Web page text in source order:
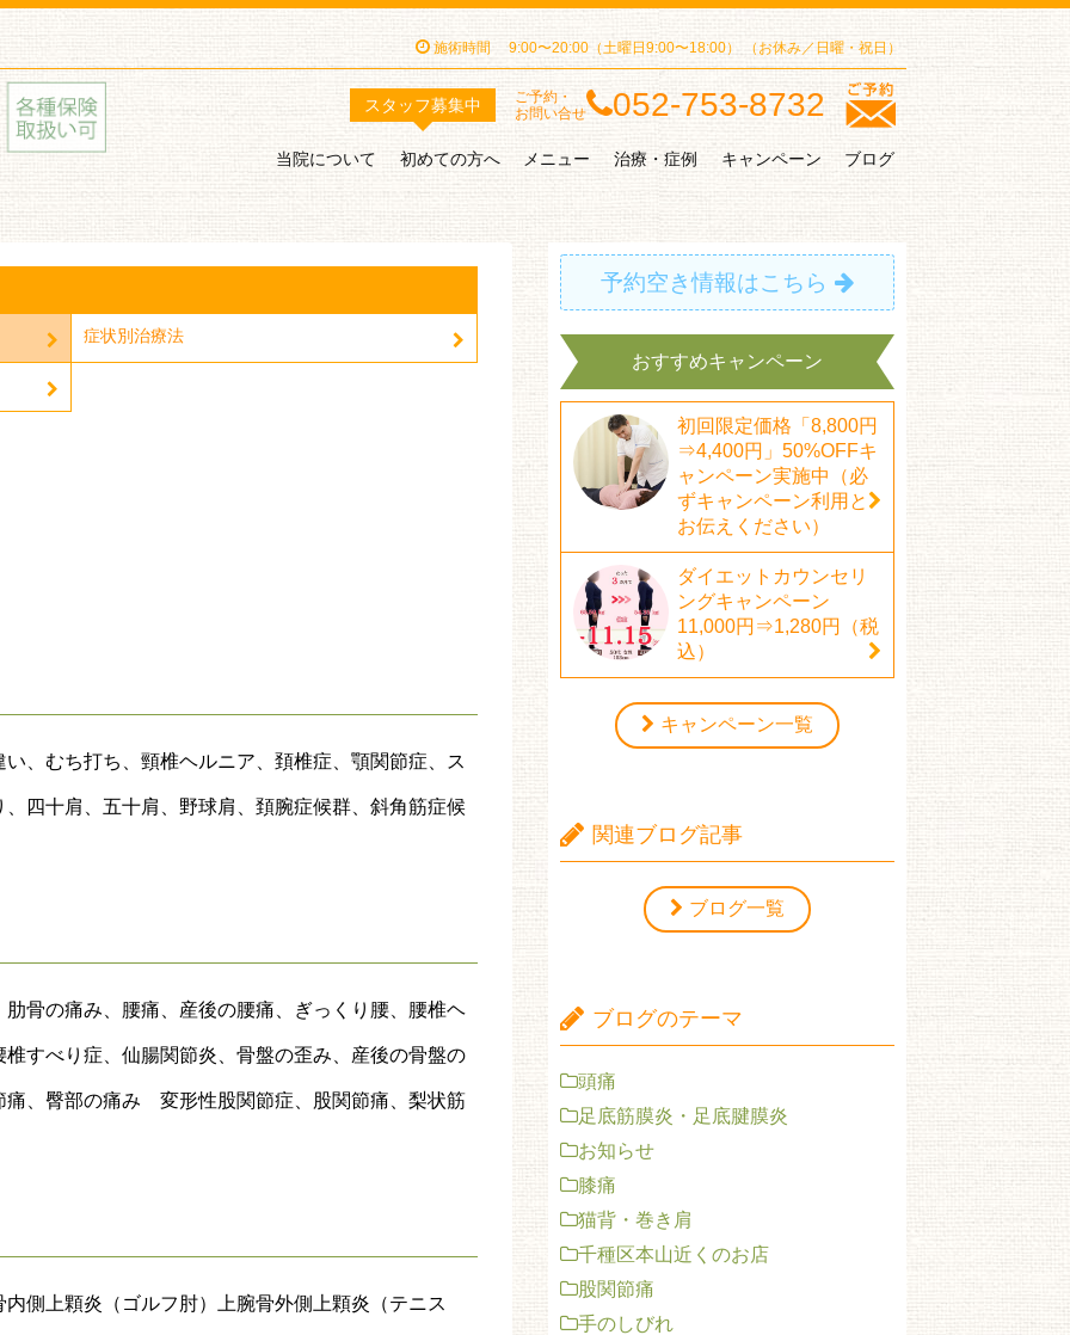
施術時間 9:00〜20:00（土曜日9:00〜18:00） （お休み／日曜・祝日）
スタッフ募集中
ご予約・
お問い合せ
052-753-8732
当院について 初めての方へ メニュー 治療・症例 キャンペーン ブログ
症状別治療法
、むち打ち、頸椎ヘルニア、頚椎症、顎関節症、ス
四十肩、五十肩、野球肩、頚腕症候群、斜角筋症候
骨の痛み、腰痛、産後の腰痛、ぎっくり腰、腰椎ヘ
すべり症、仙腸関節炎、骨盤の歪み、産後の骨盤の
痛、臀部の痛み 変形性股関節症、股関節痛、梨状筋
側上顆炎（ゴルフ肘）上腕骨外側上顆炎（テニス
予約空き情報はこちら
おすすめキャンペーン
初回限定価格「8,800円
⇒4,400円」50%OFFキ
ャンペーン実施中（必
ずキャンペーン利用と
お伝えください）
ダイエットカウンセリ
ングキャンペーン
11,000円⇒1,280円（税
込）
キャンペーン一覧
関連ブログ記事
ブログ一覧
ブログのテーマ
頭痛
足底筋膜炎・足底腱膜炎
お知らせ
膝痛
猫背・巻き肩
千種区本山近くのお店
股関節痛
手のしびれ